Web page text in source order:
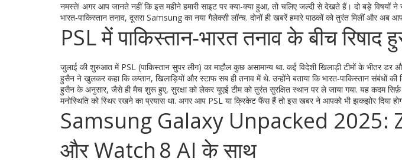
नमस्ते! अगर आप जानते नहीं कि इस महीने हमारी साइट पर क्या-क्या हुआ, तो चलिए जल्दी से देखते हैं। दो बड़े विषयों
भारत‑पाकिस्तान तनाव, दूसरा Samsung का नया गैलेक्सी लॉन्च. दोनों ही खबरें हमारे पाठकों को तुरंत मिलीं और अब
PSL में पाकिस्तान‑भारत तनाव के बीच
जुलाई की शुरुआत में PSL (पाकिस्तान सुपर लीग) का माहौल कुछ असामान्य था. कई विदेशी खिलाड़ी टीमों के भीतर डर
हुसैन ने खुलकर कहा कि कप्तान, खिलाड़ियों और स्टाफ सब ही तनाव में थे. उन्होंने बताया कि भारत‑पाकिस्तान संबंधों की
हुसैन के अनुसार, जैसे ही मैच शुरू हुए, सुरक्षा को लेकर यूएई टीम को तुरंत सुरक्षित स्थान पर ले जाया गया. यह कदम सिर्फ़
मनोस्थिति को स्थिर रखने का प्रयास था. अगर आप PSL या क्रिकेट फैंस हैं तो इस खबर ने आपको भी झकझोर दिया
Samsung Galaxy Unpacked 2025:
और Watch 8 AI के साथ